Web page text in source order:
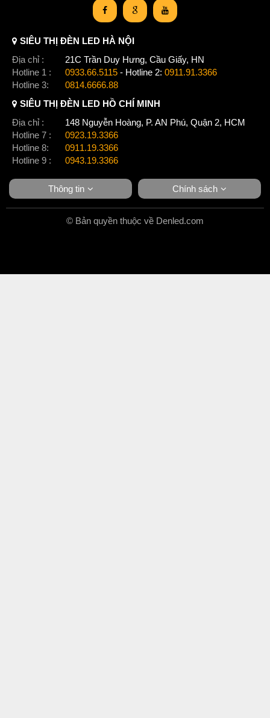
SIÊU THỊ ĐÈN LED HÀ NỘI
Địa chỉ :
21C Trần Duy Hưng, Cầu Giấy, HN
Hotline 1 :
0933.66.5115 - Hotline 2: 0911.91.3366
Hotline 3:
0814.6666.88
SIÊU THỊ ĐÈN LED HỒ CHÍ MINH
Địa chỉ :
148 Nguyễn Hoàng, P. AN Phú, Quận 2, HCM
Hotline 7 :
0923.19.3366
Hotline 8:
0911.19.3366
Hotline 9 :
0943.19.3366
Thông tin Chính sách
© Bản quyền thuộc về Denled.com